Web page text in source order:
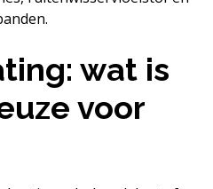
wat is
voor